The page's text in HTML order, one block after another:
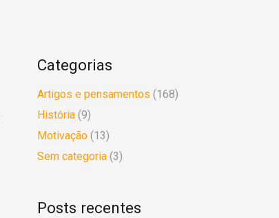
Categorias
Artigos e pensamentos (168)
História (9)
Motivação (13)
Sem categoria (3)
Posts recentes